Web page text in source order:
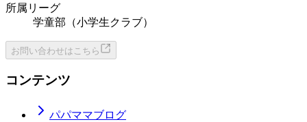
所属リーグ
学童部（小学生クラブ）
お問い合わせはこちら
コンテンツ
パパママブログ